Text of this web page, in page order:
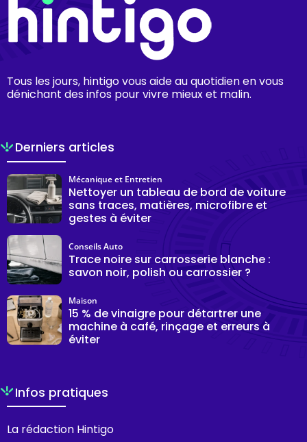
Tous les jours, hintigo vous aide au quotidien en vous
dénichant des infos pour vivre mieux et malin.
Derniers articles
Nettoyer un tableau de bord de voiture
sans traces, matières, microfibre et
gestes à éviter
Mécanique et Entretien
Trace noire sur carrosserie blanche :
savon noir, polish ou carrossier ?
Conseils Auto
15 % de vinaigre pour détartrer une
machine à café, rinçage et erreurs à
éviter
Maison
Infos pratiques
La rédaction Hintigo